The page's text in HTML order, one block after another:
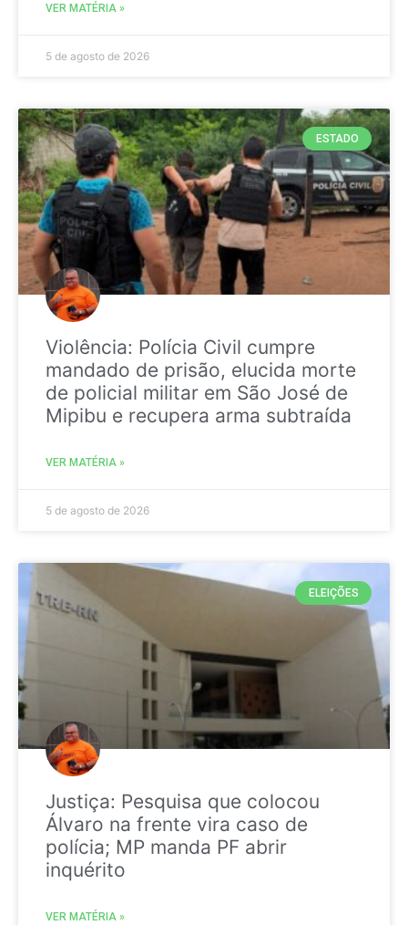
VER MATÉRIA »
5 de agosto de 2026
ESTADO
Violência: Polícia Civil cumpre
mandado de prisão, elucida morte
de policial militar em São José de
Mipibu e recupera arma subtraída
VER MATÉRIA »
5 de agosto de 2026
ELEIÇÕES
Justiça: Pesquisa que colocou
Álvaro na frente vira caso de
polícia; MP manda PF abrir
inquérito
VER MATÉRIA »